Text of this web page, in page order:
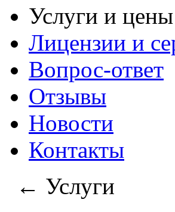
Услуги и цены
Лицензии и
Вопрос-ответ
Отзывы
Новости
Контакты
← Услуги